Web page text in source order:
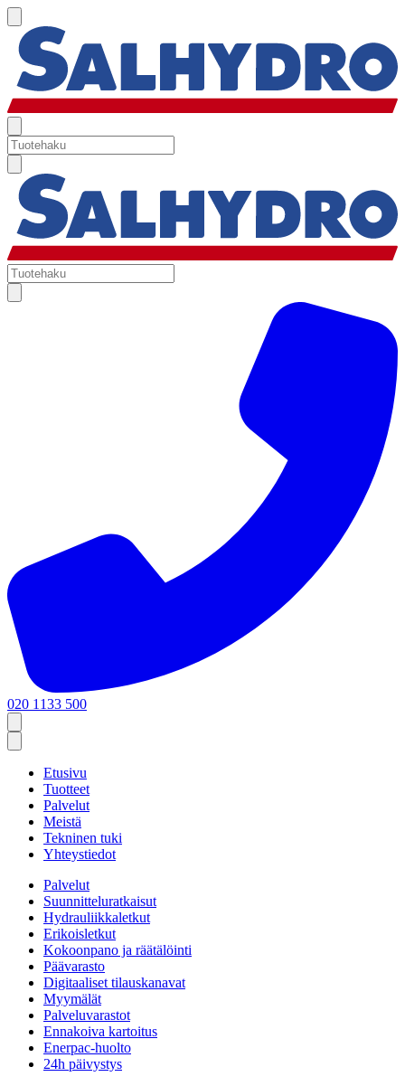
020 1133 500
Etusivu
Tuotteet
Palvelut
Meistä
Tekninen tuki
Yhteystiedot
Palvelut
Suunnitteluratkaisut
Hydrauliikkaletkut
Erikoisletkut
Kokoonpano ja räätälöinti
Päävarasto
Digitaaliset tilauskanavat
Myymälät
Palveluvarastot
Ennakoiva kartoitus
Enerpac-huolto
24h päivystys